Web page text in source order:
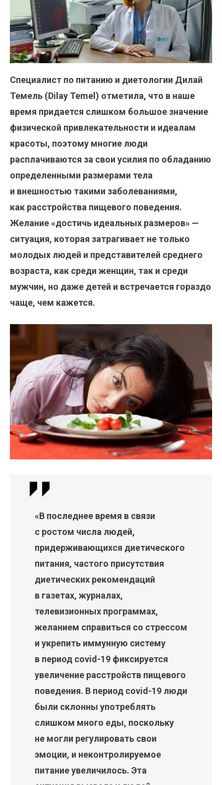
Специалист по питанию и диетологии Дилай
Темель (Dilay Temel) отметила, что в наше
время придается слишком большое значение
физической привлекательности и идеалам
красоты, поэтому многие люди
расплачиваются за свои усилия по обладанию
определенными размерами тела
и внешностью такими заболеваниями,
как расстройства пищевого поведения.
Желание «достичь идеальных размеров» —
ситуация, которая затрагивает не только
молодых людей и представителей среднего
возраста, как среди женщин, так и среди
мужчин, но даже детей и встречается гораздо
чаще, чем кажется.
«В последнее время в связи
с ростом числа людей,
придерживающихся диетического
питания, частого присутствия
диетических рекомендаций
в газетах, журналах,
телевизионных программах,
желанием справиться со стрессом
и укрепить иммунную систему
в период covid-19 фиксируется
увеличение расстройств пищевого
поведения. В период covid-19 люди
были склонны употреблять
слишком много еды, поскольку
не могли регулировать свои
эмоции, и неконтролируемое
питание увеличилось. Эта